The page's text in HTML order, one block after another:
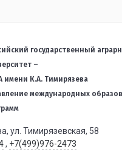
государственный
–
имени К.А. Тимирязева
международных
ул. Тимирязевская, 58
, +7(499)976-2473